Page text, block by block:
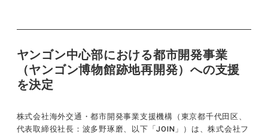
ヤンゴン中心部における都市開発事業
（ヤンゴン博物館跡地再開発）への支援
を決定
株式会社海外交通・都市開発事業支援機構（東京都千代田区、
代表取締役社長：波多野琢磨、以下「JOIN」）は、株式会社フ